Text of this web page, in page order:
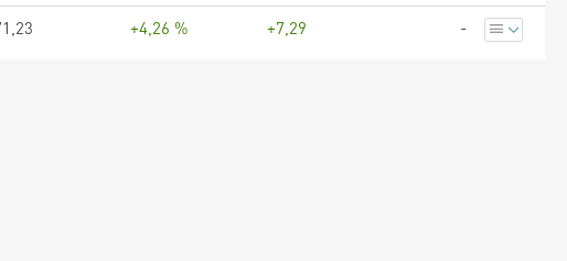
+4,26 % +7,29 -